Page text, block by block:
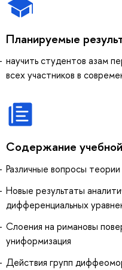
Планируемые
научить студентов азам
всех участников в
Содержание
Различные вопросы
Новые результаты
дифференциальных
Слоения на римановы
униформизация
Действия групп